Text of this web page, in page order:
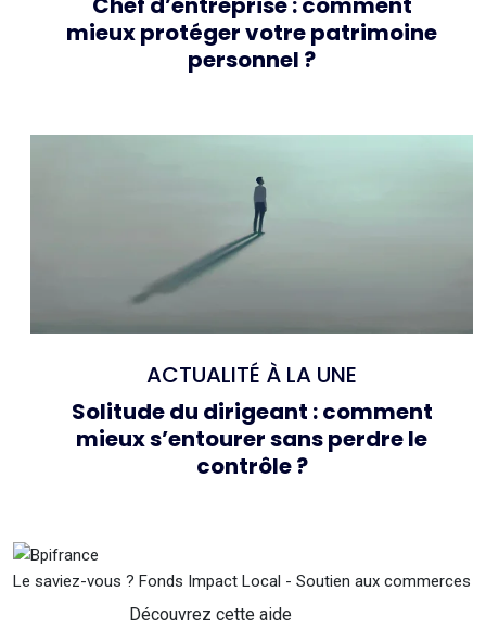
mieux protéger votre patrimoine
personnel ?
ACTUALITÉ À LA UNE
Solitude du dirigeant : comment
mieux s’entourer sans perdre le
contrôle ?
Le saviez-vous ? Fonds Impact Local - Soutien aux commerces
Découvrez cette aide